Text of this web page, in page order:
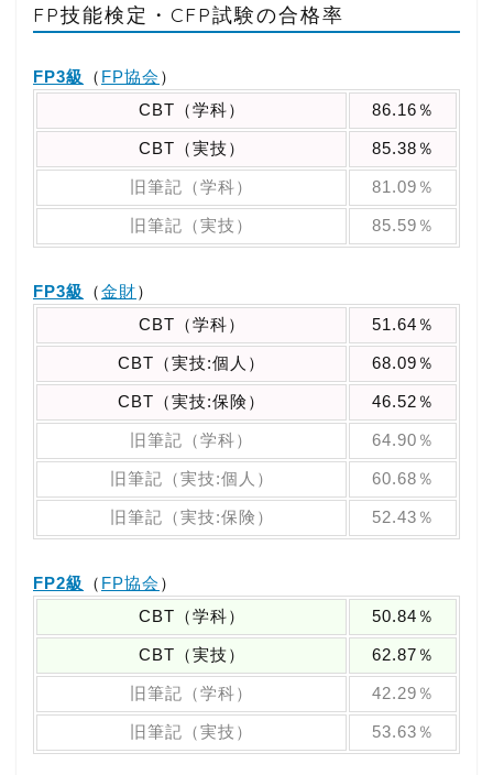
FP技能検定・CFP試験の合格率
FP3級 （ FP協会 ）
CBT（学科）
86.16％
CBT（実技） 85.38％
旧筆記（学科） 81.09％
旧筆記（実技） 85.59％
FP3級 （金財）
CBT（学科）
51.64％
CBT（実技:個人） 68.09％
CBT（実技:保険） 46.52％
旧筆記（学科） 64.90％
旧筆記（実技:個人） 60.68％
旧筆記（実技:保険） 52.43％
FP2級 （ FP協会 ）
CBT（学科）
50.84％
CBT（実技） 62.87％
旧筆記（学科） 42.29％
旧筆記（実技） 53.63％